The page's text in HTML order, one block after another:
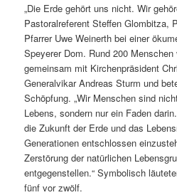
„Die Erde gehört uns nicht. Wir
Pastoralreferent Steffen Glombitza,
Pfarrer Uwe Weinerth bei einer
Speyerer Dom. Rund 200
gemeinsam mit Kirchenpräsident
Generalvikar Andreas Sturm und
Schöpfung. „Wir Menschen sind
Lebens, sondern nur ein Faden
die Zukunft der Erde und das
Generationen entschlossen
Zerstörung der natürlichen
entgegenstellen.“ Symbolisch
fünf vor zwölf.